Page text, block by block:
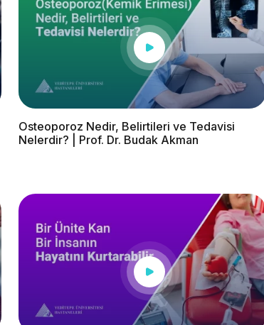
Osteoporoz Nedir, Belirtileri ve Tedavisi
Nelerdir? | Prof. Dr. Budak Akman